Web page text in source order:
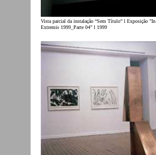
Vista parcial da instalação “Sem Título” l Exposição "In
Extremis 1999_Parte 04" l 1999